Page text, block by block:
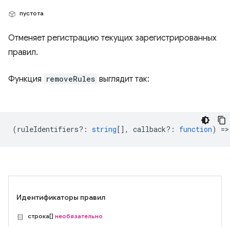
пустота
Отменяет регистрацию текущих зарегистрированных
правил.
Функция removeRules выглядит так:
(ruleIdentifiers? : string [], callback? : function)
Идентификаторы правил
строка[] необязательно